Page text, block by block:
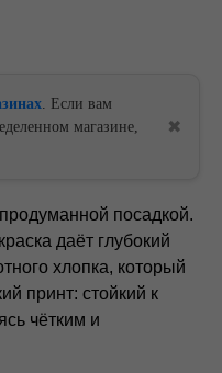
. Если вам
магазине,
✖
посадкой.
даёт глубокий
хлопка, который
принт: стойкий к
чётким и